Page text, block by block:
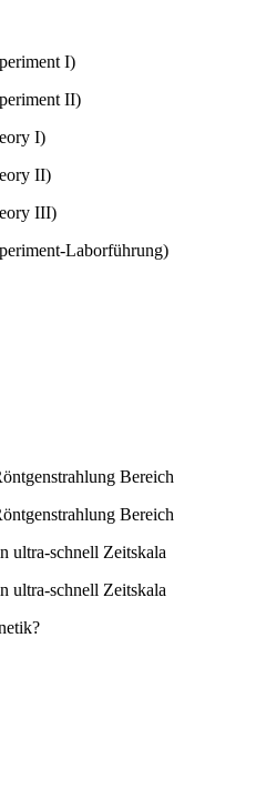
I)
II)
I)
II)
III)
Laborführung)
Bereich
Bereich
ultra-schnell Zeitskala
ultra-schnell Zeitskala